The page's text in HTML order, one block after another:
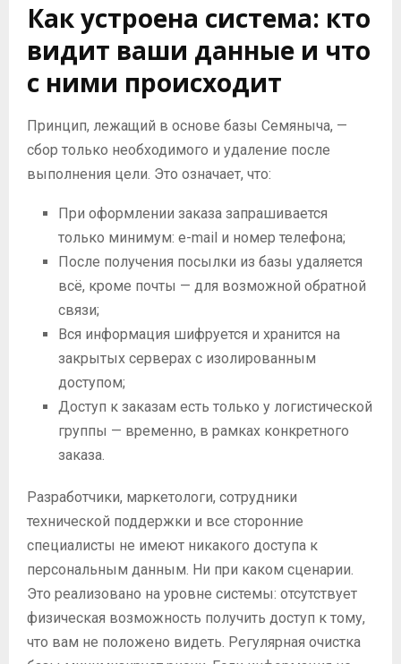
Как устроена система: кто
видит ваши данные и что
с ними происходит
Принцип, лежащий в основе базы Семяныча, —
сбор только необходимого и удаление после
выполнения цели. Это означает, что:
При оформлении заказа запрашивается
только минимум: e-mail и номер телефона;
После получения посылки из базы удаляется
всё, кроме почты — для возможной обратной
связи;
Вся информация шифруется и хранится на
закрытых серверах с изолированным
доступом;
Доступ к заказам есть только у логистической
группы — временно, в рамках конкретного
заказа.
Разработчики, маркетологи, сотрудники
технической поддержки и все сторонние
специалисты не имеют никакого доступа к
персональным данным. Ни при каком сценарии.
Это реализовано на уровне системы: отсутствует
физическая возможность получить доступ к тому,
что вам не положено видеть. Регулярная очистка